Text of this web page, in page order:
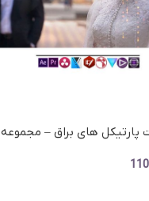
پارتیکل های براق – مجموعه